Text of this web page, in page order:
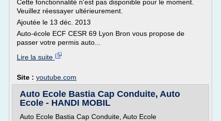
Cette fonctionnalité n'est pas disponible pour le moment.
Veuillez réessayer ultérieurement.
Ajoutée le 13 déc. 2013
Auto-école ECF CESR 69 Lyon Bron vous propose de
passer votre permis auto...
Lire la suite
Site : youtube.com
Auto Ecole Bastia Cap Conduite, Auto
Ecole - HANDI MOBIL
Auto Ecole Bastia Cap Conduite, Auto Ecole